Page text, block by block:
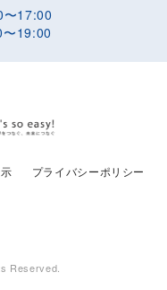
17:00
19:00
プライバシーポリシー
Reserved.